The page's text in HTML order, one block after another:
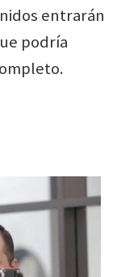
entrarán
podría